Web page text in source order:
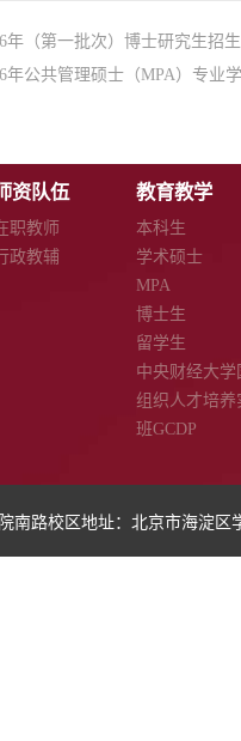
年（第一批次）博士研究生招
年公共管理硕士（MPA）专业
资队伍
职教师
政教辅
教育教学
本科生
学术硕士
MPA
博士生
留学生
中央财经大学
组织人才培养
班GCDP
南路校区地址：北京市海淀区